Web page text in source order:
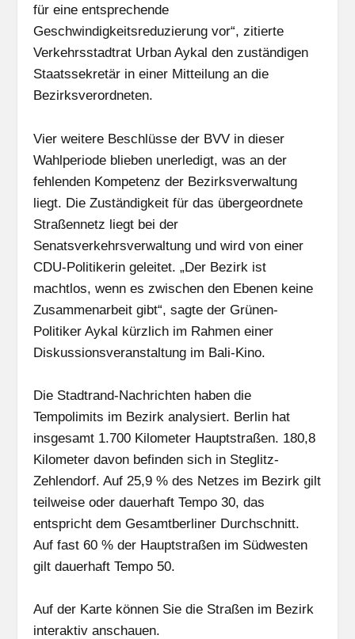
für eine entsprechende
Geschwindigkeitsreduzierung vor“, zitierte
Verkehrsstadtrat Urban Aykal den zuständigen
Staatssekretär in einer Mitteilung an die
Bezirksverordneten.
Vier weitere Beschlüsse der BVV in dieser
Wahlperiode blieben unerledigt, was an der
fehlenden Kompetenz der Bezirksverwaltung
liegt. Die Zuständigkeit für das übergeordnete
Straßennetz liegt bei der
Senatsverkehrsverwaltung und wird von einer
CDU-Politikerin geleitet. „Der Bezirk ist
machtlos, wenn es zwischen den Ebenen keine
Zusammenarbeit gibt“, sagte der Grünen-
Politiker Aykal kürzlich im Rahmen einer
Diskussionsveranstaltung im Bali-Kino.
Die Stadtrand-Nachrichten haben die
Tempolimits im Bezirk analysiert. Berlin hat
insgesamt 1.700 Kilometer Hauptstraßen. 180,8
Kilometer davon befinden sich in Steglitz-
Zehlendorf. Auf 25,9 % des Netzes im Bezirk gilt
teilweise oder dauerhaft Tempo 30, das
entspricht dem Gesamtberliner Durchschnitt.
Auf fast 60 % der Hauptstraßen im Südwesten
gilt dauerhaft Tempo 50.
Auf der Karte können Sie die Straßen im Bezirk
interaktiv anschauen.